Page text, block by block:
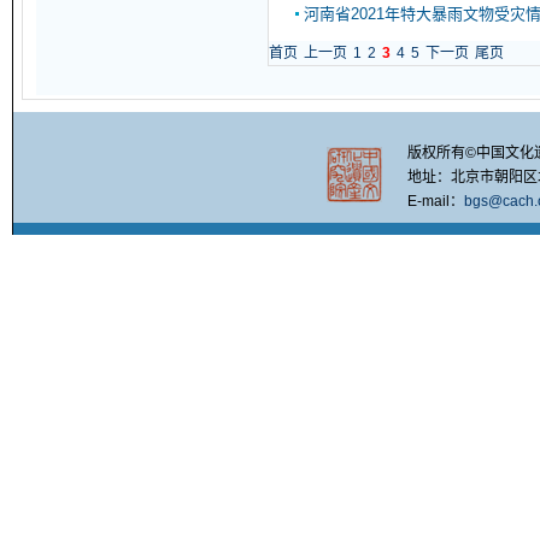
河南省2021年特大暴雨文物受灾
首页 上一页 1 2 3 4 5 下一页 尾页
版权所有©中国文化
地址：北京市朝阳
E-mail：